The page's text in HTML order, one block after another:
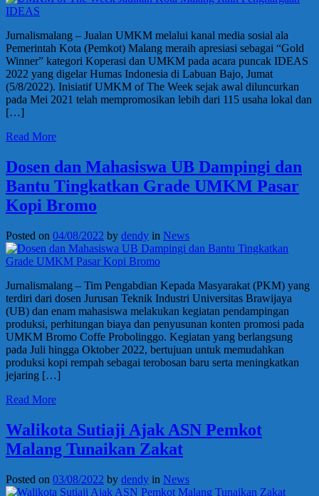
Jurnalismalang – Jualan UMKM melalui kanal media sosial ala
Pemerintah Kota (Pemkot) Malang meraih apresiasi sebagai “Gold
Winner” kategori Koperasi dan UMKM pada acara puncak IDEAS
2022 yang digelar Humas Indonesia di Labuan Bajo, Jumat
(5/8/2022). Inisiatif UMKM of The Week sejak awal diluncurkan
pada Mei 2021 telah mempromosikan lebih dari 115 usaha lokal dan
[…]
Read More
Dosen dan Mahasiswa UB Dampingi dan
Bantu Tingkatkan Grade UMKM Pasar
Kopi Bromo
Posted on 04/08/2022 by dendy in News
Jurnalismalang – Tim Pengabdian Kepada Masyarakat (PKM) yang
terdiri dari dosen Jurusan Teknik Industri Universitas Brawijaya
(UB) dan enam mahasiswa melakukan kegiatan pendampingan
produksi, perhitungan biaya dan penyusunan konten promosi pada
UMKM Bromo Coffe Probolinggo. Kegiatan yang berlangsung
pada Juli hingga Oktober 2022, bertujuan untuk memudahkan
produksi kopi rempah sebagai terobosan baru serta meningkatkan
jejaring […]
Read More
Walikota Sutiaji Ajak ASN Pemkot
Malang Tunaikan Zakat
Posted on 03/08/2022 by dendy in News